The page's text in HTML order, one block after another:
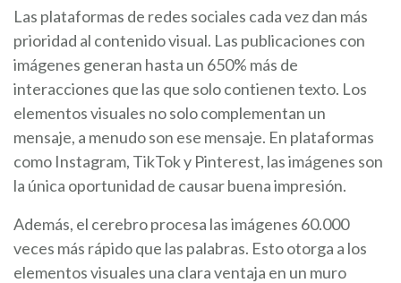
Las plataformas de redes sociales cada vez dan más
prioridad al contenido visual. Las publicaciones con
imágenes generan hasta un 650% más de
interacciones que las que solo contienen texto. Los
elementos visuales no solo complementan un
mensaje, a menudo son ese mensaje. En plataformas
como Instagram, TikTok y Pinterest, las imágenes son
la única oportunidad de causar buena impresión.
Además, el cerebro procesa las imágenes 60.000
veces más rápido que las palabras. Esto otorga a los
elementos visuales una clara ventaja en un muro